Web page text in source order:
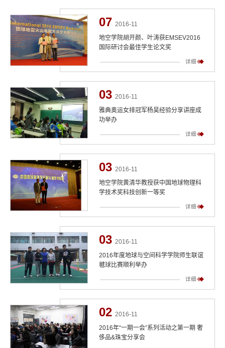
07 2016-11
地空学院胡开颜、叶涛获EMSEV2016
国际研讨会最佳学生论文奖
详细
03 2016-11
雅典奥运女排冠军杨昊经验分享讲座成
功举办
详细
03 2016-11
地空学院黄清华教授获中国地球物理科
学技术奖科技创新一等奖
详细
03 2016-11
2016年度地球与空间科学学院师生联谊
毽球比赛顺利举办
详细
02 2016-11
2016年“一期一会”系列活动之第一期 奢
侈品&珠宝分享会